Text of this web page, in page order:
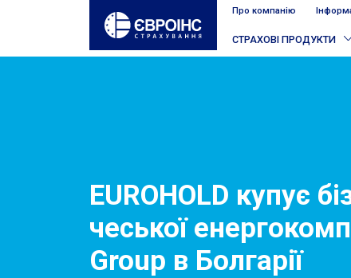
Про компанію
СТРАХОВІ ПРОДУКТИ
EUROHOLD купує
чеської
Group в Болгарії